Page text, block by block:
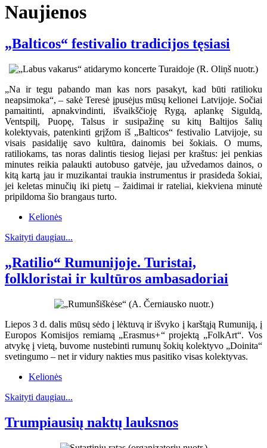
Naujienos
„Balticos“ festivalio tradicijos tęsiasi
„Na ir tegu pabando man kas nors pasakyt, kad būti ratilioku
neapsimoka“, – sakė Teresė įpusėjus mūsų kelionei Latvijoje. Sočiai
pamaitinti, apnakvindinti, išvaikščioję Rygą, aplankę Siguldą,
Ventspilį, Puopę, Talsus ir susipažinę su kitų Baltijos šalių
kolektyvais, patenkinti grįžom iš „Balticos“ festivalio Latvijoje, su
visais pasidaliję savo kultūra, dainomis bei šokiais. O mums,
ratiliokams, tas noras dalintis tiesiog liejasi per kraštus: jei penkias
minutes reikia palaukti autobuso gatvėje, jau užvedamos dainos, o
kitą kartą jau ir muzikantai traukia instrumentus ir prasideda šokiai,
jei keletas minučių iki pietų – žaidimai ir rateliai, kiekviena minutė
pripildoma šio brangaus turto.
Kelionės
Skaityti daugiau...
„Ratilio“ Rumunijoje. Turistai,
folkloristai ir kultūros ambasadoriai
Liepos 3 d. dalis mūsų sėdo į lėktuvą ir išvyko į karštąją Rumuniją, į
Europos Komisijos remiamą „Erasmus+“ projektą „FolkArt“. Vos
atvykę į vietą, buvome nustebinti rumunų šokių kolektyvo „Doinita“
svetingumo – net ir vidury nakties mus pasitiko visas kolektyvas.
Kelionės
Skaityti daugiau...
Trumpiausių naktų lauksnos